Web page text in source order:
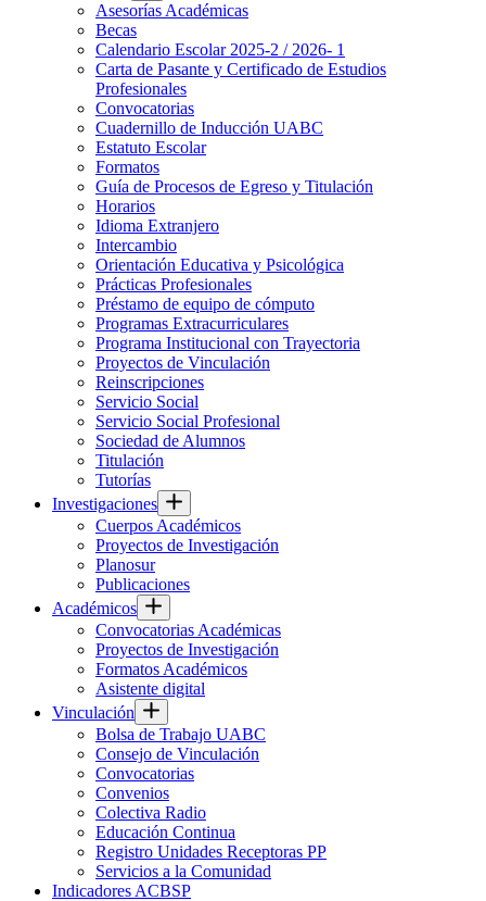
Asesorías Académicas
Becas
Calendario Escolar 2025-2 / 2026- 1
Carta de Pasante y Certificado de Estudios
Profesionales
Convocatorias
Cuadernillo de Inducción UABC
Estatuto Escolar
Formatos
Guía de Procesos de Egreso y Titulación
Horarios
Idioma Extranjero
Intercambio
Orientación Educativa y Psicológica
Prácticas Profesionales
Préstamo de equipo de cómputo
Programas Extracurriculares
Programa Institucional con Trayectoria
Proyectos de Vinculación
Reinscripciones
Servicio Social
Servicio Social Profesional
Sociedad de Alumnos
Titulación
Tutorías
Investigaciones
Cuerpos Académicos
Proyectos de Investigación
Planosur
Publicaciones
Académicos
Convocatorias Académicas
Proyectos de Investigación
Formatos Académicos
Asistente digital
Vinculación
Bolsa de Trabajo UABC
Consejo de Vinculación
Convocatorias
Convenios
Colectiva Radio
Educación Continua
Registro Unidades Receptoras PP
Servicios a la Comunidad
Indicadores ACBSP